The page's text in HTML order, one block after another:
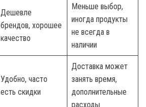
Дешевле
брендов, хорошее
качество
Меньше выбор,
иногда продукты
не всегда в
наличии
Удобно, часто
есть скидки
Доставка может
занять время,
дополнительные
расходы